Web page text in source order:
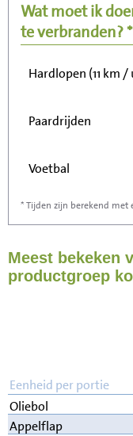
Wat moet ik
te verbranden? *
Wandelen (5 km/
Hardlopen (11 km /
Paardrijden
Voetbal
Stofzuigen
Strijken
* Tijden zijn berekend met
Meest bekeken
productgroep
Eenheid per portie
Oliebol
Appelflap